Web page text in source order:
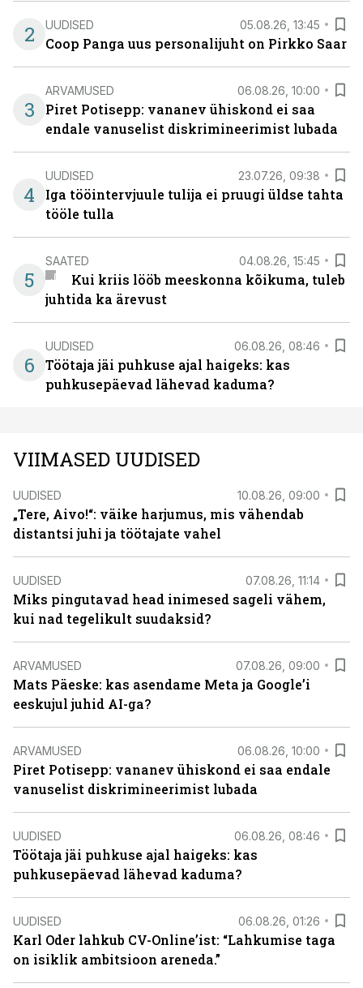
2 UUDISED 05.08.26, 13:45
Coop Panga uus personalijuht on Pirkko Saar
3
ARVAMUSED 06.08.26, 10:00
Piret Potisepp: vananev ühiskond ei saa
endale vanuselist diskrimineerimist lubada
4
UUDISED 23.07.26, 09:38
Iga tööintervjuule tulija ei pruugi üldse tahta
tööle tulla
5
SAATED 04.08.26, 15:45
Kui kriis lööb meeskonna kõikuma, tuleb
juhtida ka ärevust
6
UUDISED 06.08.26, 08:46
Töötaja jäi puhkuse ajal haigeks: kas
puhkusepäevad lähevad kaduma?
VIIMASED UUDISED
UUDISED 10.08.26, 09:00
„Tere, Aivo!“: väike harjumus, mis vähendab
distantsi juhi ja töötajate vahel
UUDISED 07.08.26, 11:14
Miks pingutavad head inimesed sageli vähem,
kui nad tegelikult suudaksid?
ARVAMUSED 07.08.26, 09:00
Mats Päeske: kas asendame Meta ja Google’i
eeskujul juhid AI-ga?
ARVAMUSED 06.08.26, 10:00
Piret Potisepp: vananev ühiskond ei saa endale
vanuselist diskrimineerimist lubada
UUDISED 06.08.26, 08:46
Töötaja jäi puhkuse ajal haigeks: kas
puhkusepäevad lähevad kaduma?
UUDISED 06.08.26, 01:26
Karl Oder lahkub CV-Online’ist: “Lahkumise taga
on isiklik ambitsioon areneda.”